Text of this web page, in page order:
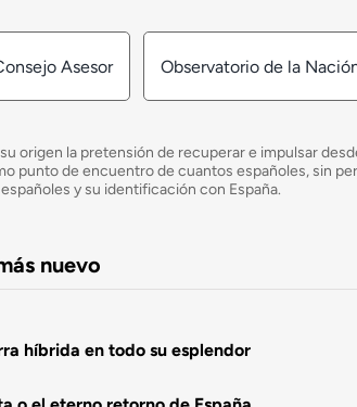
Asesor Observatorio de la
origen la pretensión de recuperar e impulsar
punto de encuentro de cuantos españoles, sin
y su identificación con España.
nuevo
híbrida en todo su esplendor